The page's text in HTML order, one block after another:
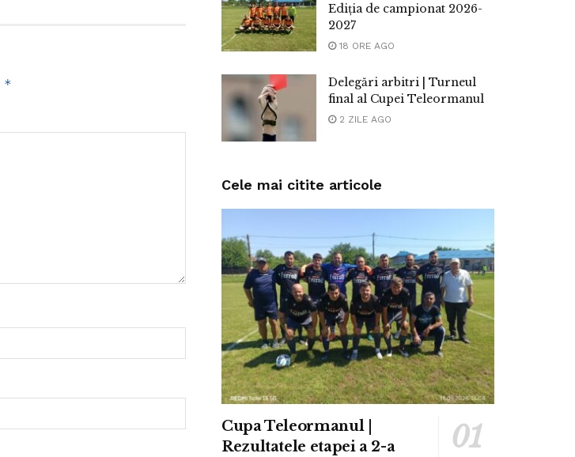
*
Ediția de campionat 2026-
2027
18 ORE AGO
Delegări arbitri | Turneul
final al Cupei Teleormanul
2 ZILE AGO
Cele mai citite articole
Cupa Teleormanul |
Rezultatele etapei a 2-a